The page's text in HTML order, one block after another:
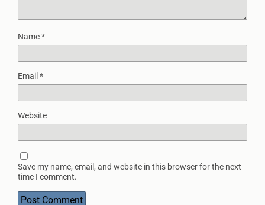
Name*
Email *
Website
Save my name, email, and website in this browser for the next
time I comment.